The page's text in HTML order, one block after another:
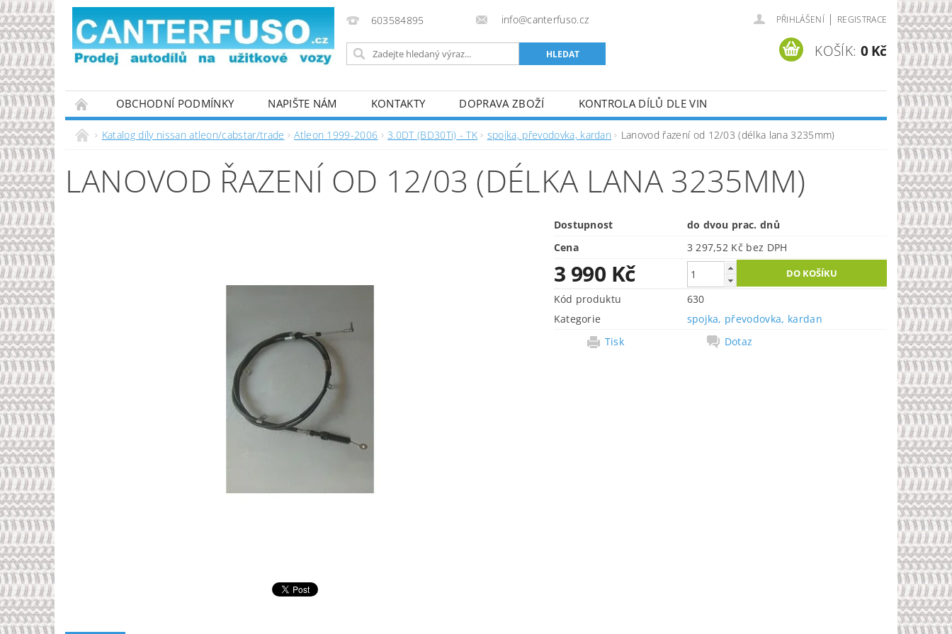
603584895 info@canterfuso.cz PŘIHLÁŠENÍ | REGISTRACE
KOŠÍK: 0 Kč
OBCHODNÍ PODMÍNKY NAPIŠTE NÁM KONTAKTY DOPRAVA ZBOŽÍ
KONTROLA DÍLŮ DLE VIN
PODMÍNKY OCHRANY OSOBNÍCH ÚDAJŮ
Katalog díly nissan atleon/cabstar/trade Atleon 1999-2006 3.0DT (BD30Ti) - TK spojka, převodovka, kardan Lanovod řazení od 12/03 (délka lana 3235mm)
LANOVOD ŘAZENÍ OD 12/03 (DÉLKA LANA 3235MM)
Dostupnost
do dvou prac. dnů
Cena
3 297,52 Kč bez DPH
3 990 Kč
Kód produktu
630
Kategorie
spojka, převodovka, kardan
Tisk
Dotaz